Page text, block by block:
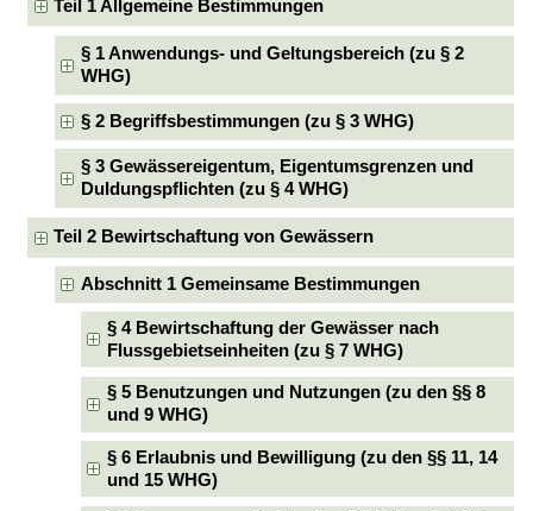
Teil 1 Allgemeine Bestimmungen
§ 1 Anwendungs- und Geltungsbereich (zu § 2
WHG)
§ 2 Begriffsbestimmungen (zu § 3 WHG)
§ 3 Gewässereigentum, Eigentumsgrenzen und
Duldungspflichten (zu § 4 WHG)
Teil 2 Bewirtschaftung von Gewässern
Abschnitt 1 Gemeinsame Bestimmungen
§ 4 Bewirtschaftung der Gewässer nach
Flussgebietseinheiten (zu § 7 WHG)
§ 5 Benutzungen und Nutzungen (zu den §§ 8
und 9 WHG)
§ 6 Erlaubnis und Bewilligung (zu den §§ 11, 14
und 15 WHG)